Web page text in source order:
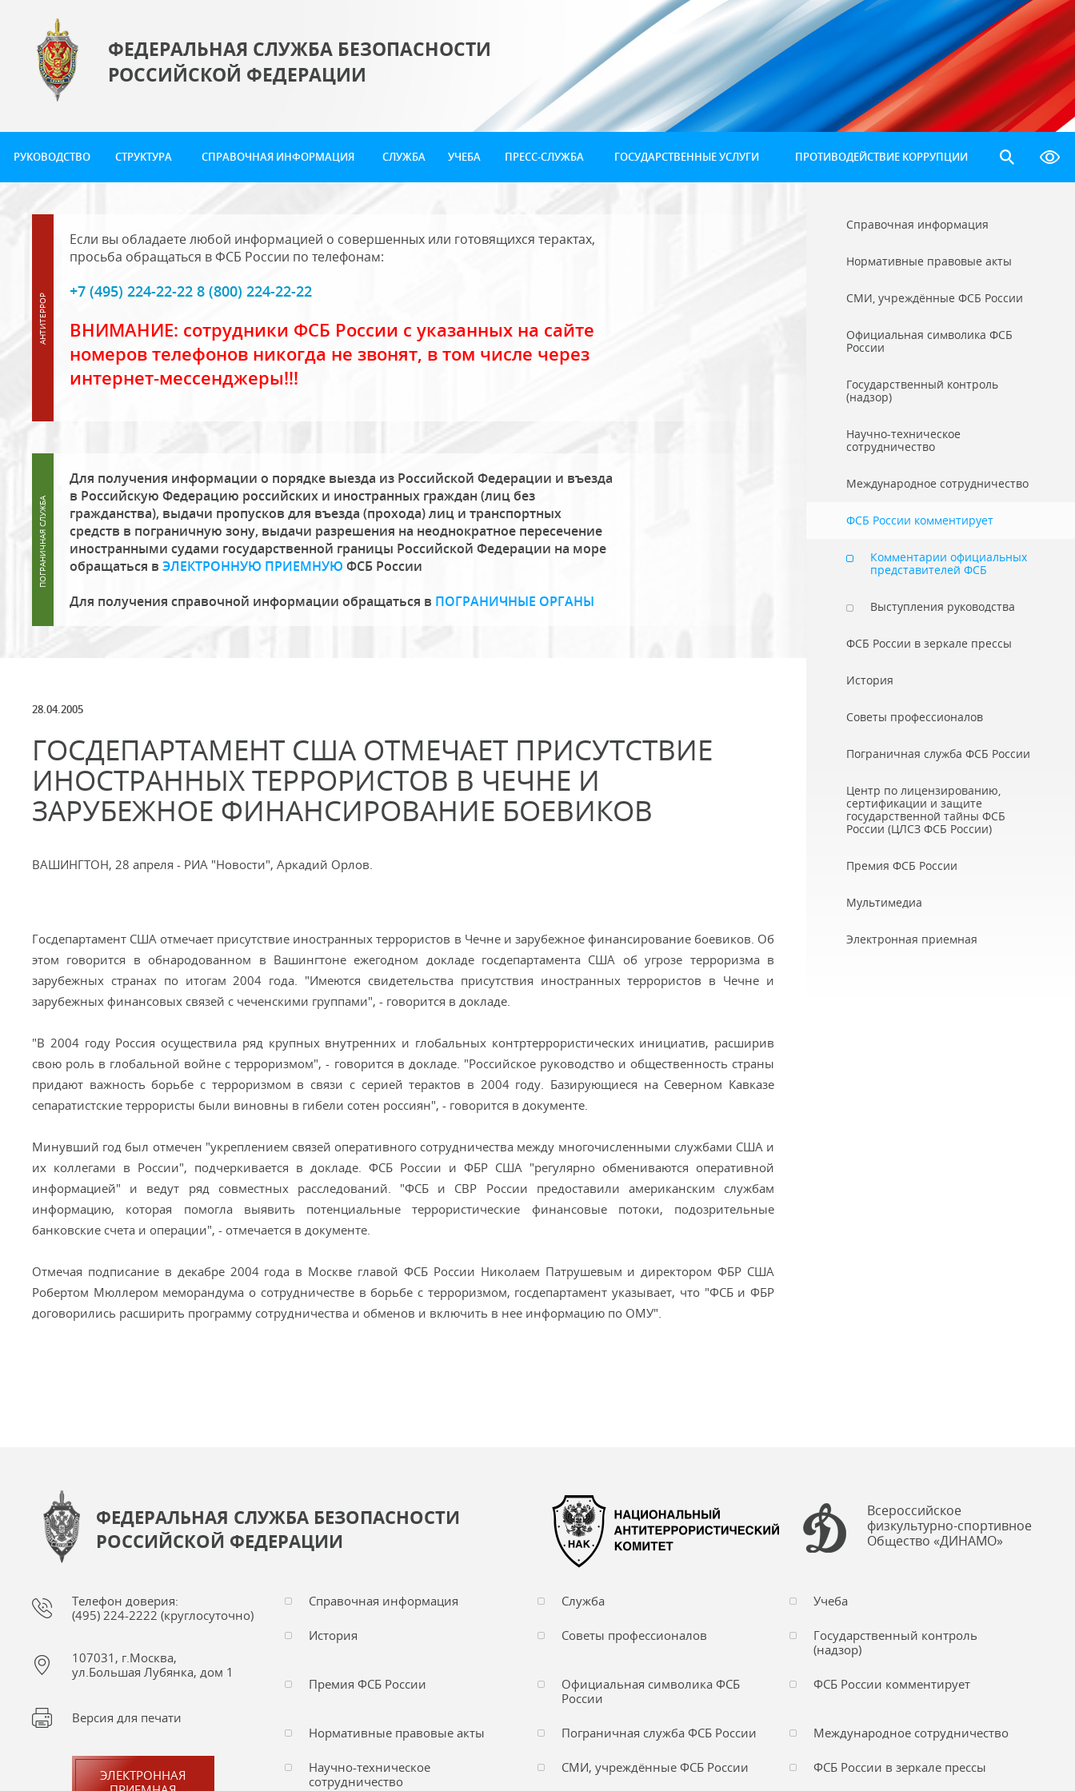
ФЕДЕРАЛЬНАЯ СЛУЖБА БЕЗОПАСНОСТИ
РОССИЙСКОЙ ФЕДЕРАЦИИ
РУКОВОДСТВО СТРУКТУРА СПРАВОЧНАЯ ИНФОРМАЦИЯ СЛУЖБА УЧЕБА ПРЕСС-СЛУЖБА ГОСУДАРСТВЕННЫЕ УСЛУГИ ПРОТИВОДЕЙСТВИЕ КОРРУПЦИИ
Если вы обладаете любой информацией о совершенных или готовящихся терактах,
просьба обращаться в ФСБ России по телефонам:
+7 (495) 224-22-22 8 (800) 224-22-22
ВНИМАНИЕ: сотрудники ФСБ России с указанных на сайте
номеров телефонов никогда не звонят, в том числе через
интернет-мессенджеры!!!
Для получения информации о порядке выезда из Российской Федерации и въезда
в Российскую Федерацию российских и иностранных граждан (лиц без
гражданства), выдачи пропусков для въезда (прохода) лиц и транспортных
средств в пограничную зону, выдачи разрешения на неоднократное пересечение
иностранными судами государственной границы Российской Федерации на море
обращаться в ЭЛЕКТРОННУЮ ПРИЕМНУЮ ФСБ России
Для получения справочной информации обращаться в ПОГРАНИЧНЫЕ ОРГАНЫ
28.04.2005
ГОСДЕПАРТАМЕНТ США ОТМЕЧАЕТ ПРИСУТСТВИЕ
ИНОСТРАННЫХ ТЕРРОРИСТОВ В ЧЕЧНЕ И
ЗАРУБЕЖНОЕ ФИНАНСИРОВАНИЕ БОЕВИКОВ
ВАШИНГТОН, 28 апреля - РИА "Новости", Аркадий Орлов.
Госдепартамент США отмечает присутствие иностранных террористов в Чечне и зарубежное финансирование боевиков. Об
этом говорится в обнародованном в Вашингтоне ежегодном докладе госдепартамента США об угрозе терроризма в
зарубежных странах по итогам 2004 года. "Имеются свидетельства присутствия иностранных террористов в Чечне и
зарубежных финансовых связей с чеченскими группами", - говорится в докладе.
"В 2004 году Россия осуществила ряд крупных внутренних и глобальных контртеррористических инициатив, расширив
свою роль в глобальной войне с терроризмом", - говорится в докладе. "Российское руководство и общественность страны
придают важность борьбе с терроризмом в связи с серией терактов в 2004 году. Базирующиеся на Северном Кавказе
сепаратистские террористы были виновны в гибели сотен россиян", - говорится в документе.
Минувший год был отмечен "укреплением связей оперативного сотрудничества между многочисленными службами США и
их коллегами в России", подчеркивается в докладе. ФСБ России и ФБР США "регулярно обмениваются оперативной
информацией" и ведут ряд совместных расследований. "ФСБ и СВР России предоставили американским службам
информацию, которая помогла выявить потенциальные террористические финансовые потоки, подозрительные
банковские счета и операции", - отмечается в документе.
Отмечая подписание в декабре 2004 года в Москве главой ФСБ России Николаем Патрушевым и директором ФБР США
Робертом Мюллером меморандума о сотрудничестве в борьбе с терроризмом, госдепартамент указывает, что "ФСБ и ФБР
договорились расширить программу сотрудничества и обменов и включить в нее информацию по ОМУ".
Справочная информация
Нормативные правовые акты
СМИ, учреждённые ФСБ России
Официальная символика ФСБ
России
Государственный контроль
(надзор)
Научно-техническое
сотрудничество
Международное сотрудничество
ФСБ России комментирует
Комментарии официальных
представителей ФСБ
Выступления руководства
ФСБ России в зеркале прессы
История
Советы профессионалов
Пограничная служба ФСБ России
Центр по лицензированию,
сертификации и защите
государственной тайны ФСБ
России (ЦЛСЗ ФСБ России)
Премия ФСБ России
Мультимедиа
Электронная приемная
ФЕДЕРАЛЬНАЯ СЛУЖБА БЕЗОПАСНОСТИ
РОССИЙСКОЙ ФЕДЕРАЦИИ
Всероссийское
физкультурно-спортивное
Общество «ДИНАМО»
Телефон доверия:
(495) 224-2222 (круглосуточно)
107031, г.Москва,
ул.Большая Лубянка, дом 1
Версия для печати
ЭЛЕКТРОННАЯ
Справочная информация Служба Учеба
История Советы профессионалов
Государственный контроль
(надзор)
Премия ФСБ России
Официальная символика ФСБ
России
ФСБ России комментирует
Нормативные правовые акты Пограничная служба ФСБ России Международное сотрудничество
Научно-техническое
сотрудничество
СМИ, учреждённые ФСБ России ФСБ России в зеркале прессы